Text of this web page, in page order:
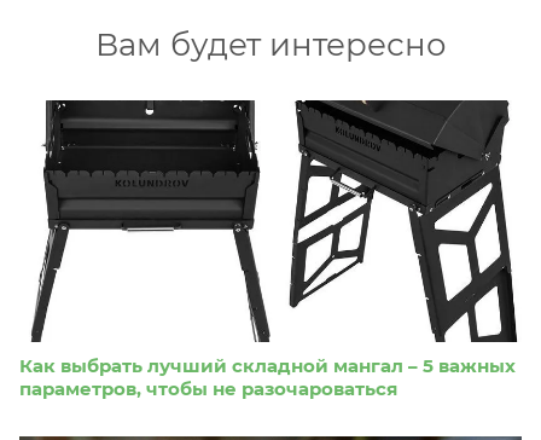
Вам будет интересно
Как выбрать лучший складной мангал – 5 важных
параметров, чтобы не разочароваться